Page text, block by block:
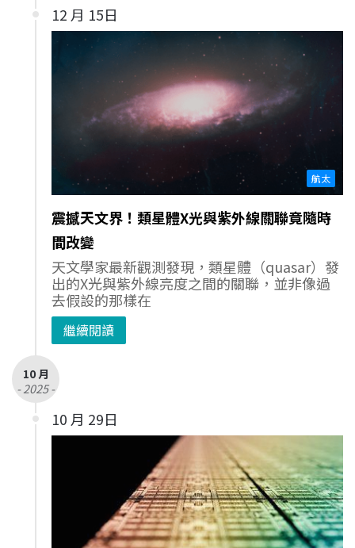
12 月 15日
航太
震撼天文界！類星體X光與紫外線關聯竟隨時
間改變
天文學家最新觀測發現，類星體（quasar）發
出的X光與紫外線亮度之間的關聯，並非像過
去假設的那樣在
繼續閱讀
10 月
- 2025 -
10 月 29日